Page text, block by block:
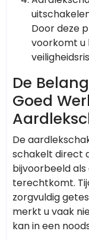
Door deze
voorkomt u
De
Goed
De
schakelt direct
bijvoorbeeld
terechtkomt.
zorgvuldig
merkt u vaak
kan in een